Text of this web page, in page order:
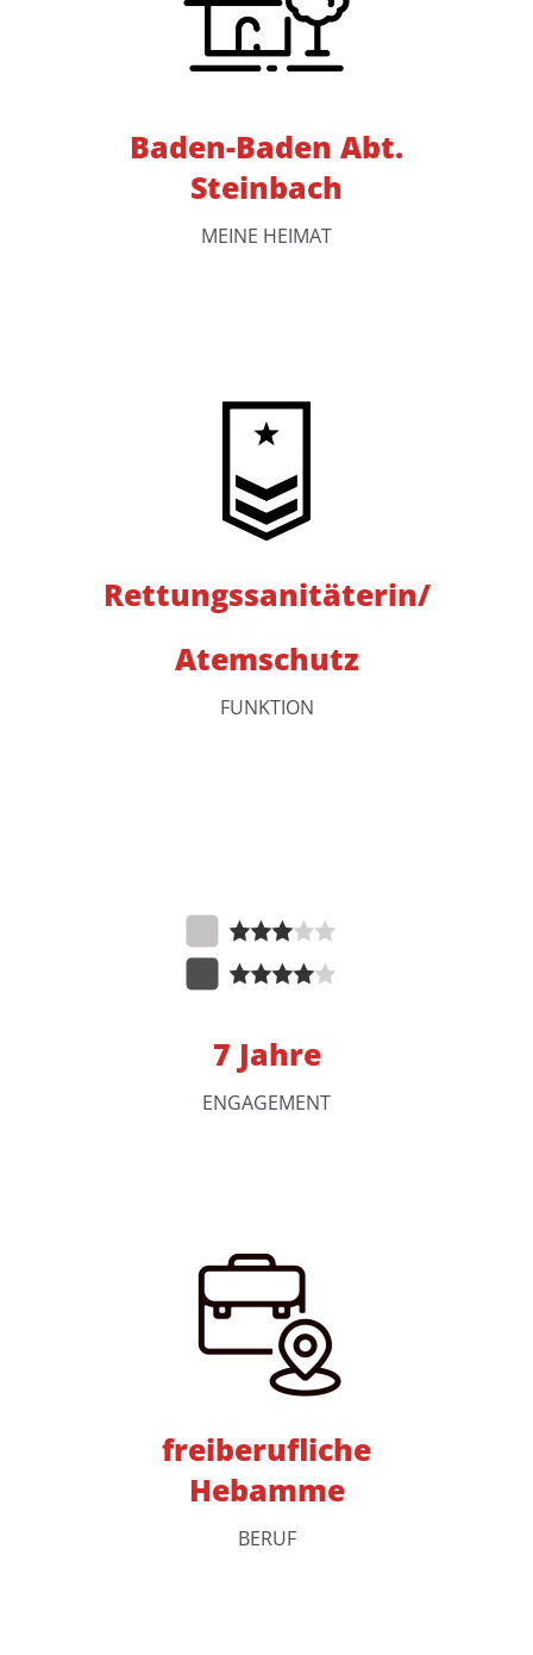
Baden-Baden Abt.
Steinbach
MEINE HEIMAT
Rettungssanitäterin/
Atemschutz
FUNKTION
7 Jahre
ENGAGEMENT
freiberufliche
Hebamme
BERUF